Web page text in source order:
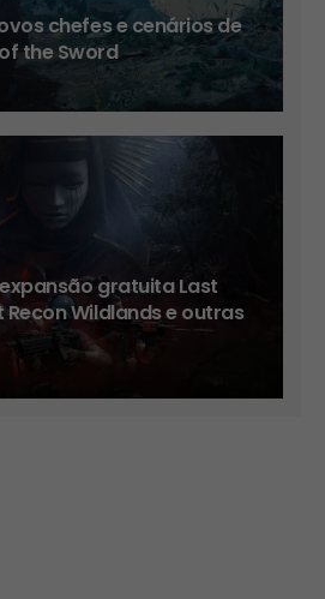
chefes e cenários de
the Sword
gratuita Last
Recon Wildlands e outras